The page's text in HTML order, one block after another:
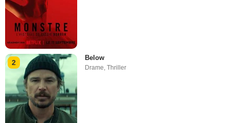
2
Below
Drame,Thriller